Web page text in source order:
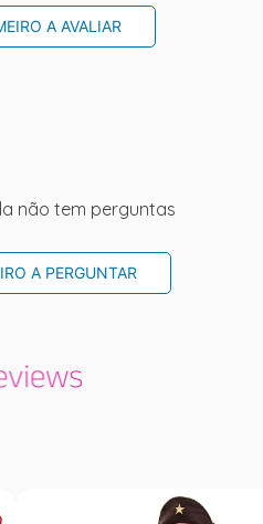
A AVALIAR
não tem perguntas
A PERGUNTAR